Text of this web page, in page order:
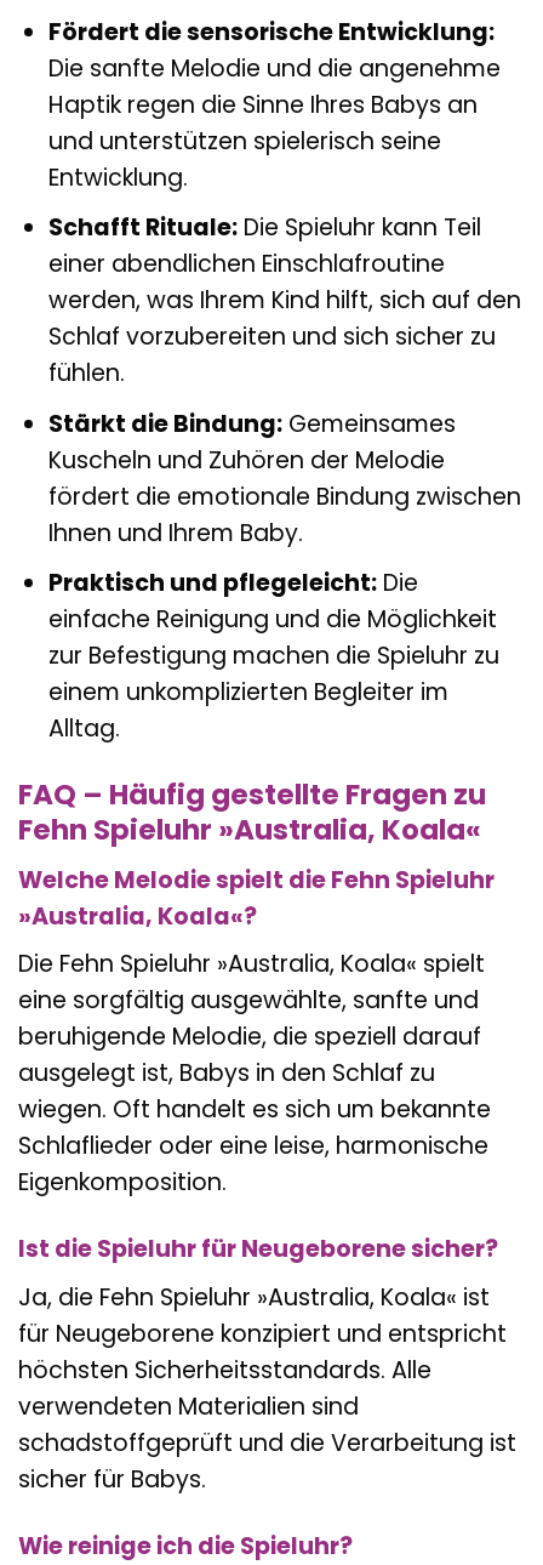
Fördert die sensorische Entwicklung:
Die sanfte Melodie und die angenehme
Haptik regen die Sinne Ihres Babys an
und unterstützen spielerisch seine
Entwicklung.
Schafft Rituale:Die Spieluhr kann Teil
einer abendlichen Einschlafroutine
werden, was Ihrem Kind hilft, sich auf den
Schlaf vorzubereiten und sich sicher zu
fühlen.
Stärkt die Bindung:Gemeinsames
Kuscheln und Zuhören der Melodie
fördert die emotionale Bindung zwischen
Ihnen und Ihrem Baby.
Praktisch und pflegeleicht:Die
einfache Reinigung und die Möglichkeit
zur Befestigung machen die Spieluhr zu
einem unkomplizierten Begleiter im
Alltag.
FAQ – Häufig gestellte Fragen zu
Fehn Spieluhr »Australia, Koala«
Welche Melodie spielt die Fehn Spieluhr
»Australia, Koala«?
Die Fehn Spieluhr »Australia, Koala« spielt
eine sorgfältig ausgewählte, sanfte und
beruhigende Melodie, die speziell darauf
ausgelegt ist, Babys in den Schlaf zu
wiegen. Oft handelt es sich um bekannte
Schlaflieder oder eine leise, harmonische
Eigenkomposition.
Ist die Spieluhr für Neugeborene sicher?
Ja, die Fehn Spieluhr »Australia, Koala« ist
für Neugeborene konzipiert und entspricht
höchsten Sicherheitsstandards. Alle
verwendeten Materialien sind
schadstoffgeprüft und die Verarbeitung ist
sicher für Babys.
Wie reinige ich die Spieluhr?